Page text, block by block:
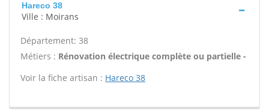
Hareco 38
Ville : Moirans
Département: 38
Métiers : Rénovation électrique complète ou partielle -
Voir la fiche artisan : Hareco 38